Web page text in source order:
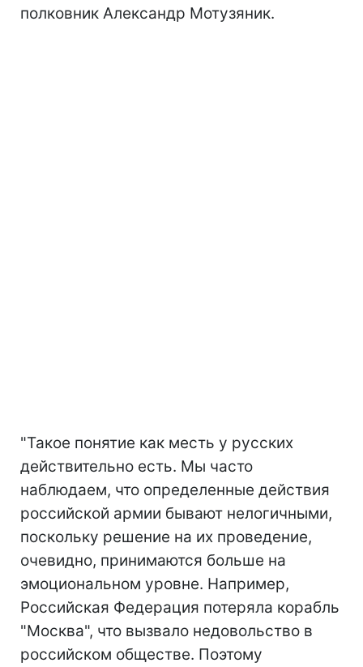
полковник Александр Мотузяник.
"Такое понятие как месть у русских
действительно есть. Мы часто
наблюдаем, что определенные действия
российской армии бывают нелогичными,
поскольку решение на их проведение,
очевидно, принимаются больше на
эмоциональном уровне. Например,
Российская Федерация потеряла корабль
"Москва", что вызвало недовольство в
российском обществе. Поэтому